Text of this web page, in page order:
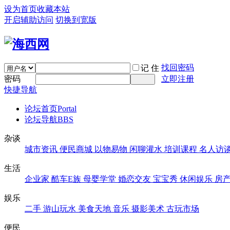
设为首页收藏本站
开启辅助访问 切换到宽版
记 住 找回密码
密码
立即注册
快捷导航
论坛首页Portal
论坛导航BBS
杂谈
城市资讯 便民商城 以物易物 闲聊灌水 培训课程 名人访
生活
企业家 酷车E族 母婴学堂 婚恋交友 宝宝秀 休闲娱乐 房
娱乐
二手 游山玩水 美食天地 音乐 摄影美术 古玩市场
便民